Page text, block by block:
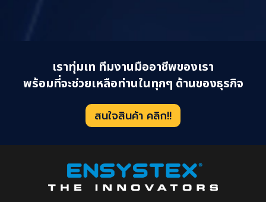
เราทุ่มเท ทีมงานมืออาชีพของเรา
พร้อมที่จะช่วยเหลือท่านในทุกๆ ด้านของธุรกิจ
สนใจสินค้า คลิก!!